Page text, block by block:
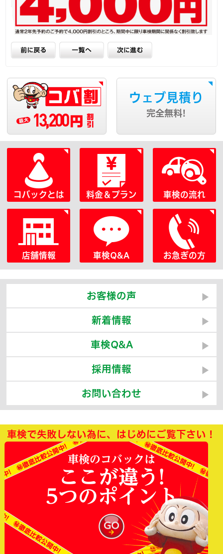
13,200 円
ウェブ見積り
完全無料!
コバックとは 料金＆プラン 車検の流れ
店舗情報 車検Q&A お急ぎの方
お客様の声
新着情報
車検Q&A
採用情報
お問い合わせ
車検で失敗しない為に、はじめにご覧下さい！
車検のコバックは
ここが違う!
5つのポイント